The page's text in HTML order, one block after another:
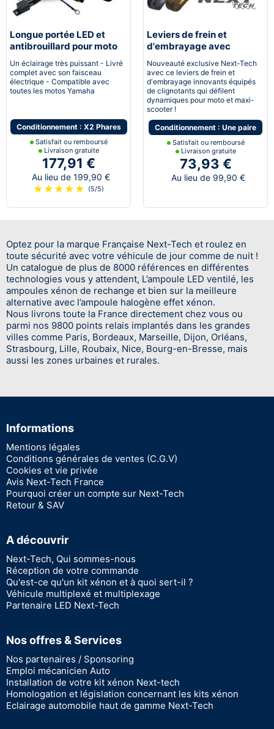
Longue portée LED et
antibrouillard pour moto
Yamaha
Un éclairage très puissant - Livré
complet avec son faisceau
électrique - Compatible avec
toutes les motos Yamaha
Conditionnement : X2 Phares
Satisfait ou remboursé
Livraison gratuite
177,91 €
Au lieu de 199,90 €
★ ★ ★ ★ ★ (5/5)
Leviers de frein et
d'embrayage avec
clignotants LED
dynamiques intégrés
Nouveauté exclusive Next-Tech
avec ce leviers de frein et
d'embrayage innovants équipés
de clignotants qui défilent
dynamiques pour moto et maxi-
scooter !
Conditionnement : Une paire
Satisfait ou remboursé
Livraison gratuite
73,93 €
Au lieu de 99,90 €
Optez pour la marque Française Next-Tech et roulez en
toute sécurité avec votre véhicule de jour comme de nuit !
Un catalogue de plus de 8000 références en différentes
technologies vous y attendent, L’ampoule LED ventilé, les
ampoules xénon de rechange et bien sur la meilleure
alternative avec l’ampoule halogène effet xénon.
Nous livrons toute la France directement chez vous ou
parmi nos 9800 points relais implantés dans les grandes
villes comme Paris, Bordeaux, Marseille, Dijon, Orléans,
Strasbourg, Lille, Roubaix, Nice, Bourg-en-Bresse, mais
aussi les zones urbaines et rurales.
Informations
Mentions légales
Conditions générales de ventes (C.G.V)
Cookies et vie privée
Avis Next-Tech France
Pourquoi créer un compte sur Next-Tech
Retour & SAV
A découvrir
Next-Tech, Qui sommes-nous
Réception de votre commande
Qu'est-ce qu'un kit xénon et à quoi sert-il ?
Véhicule multiplexé et multiplexage
Partenaire LED Next-Tech
Nos offres & Services
Nos partenaires / Sponsoring
Emploi mécanicien Auto
Installation de votre kit xénon Next-tech
Homologation et législation concernant les kits xénon
Eclairage automobile haut de gamme Next-Tech